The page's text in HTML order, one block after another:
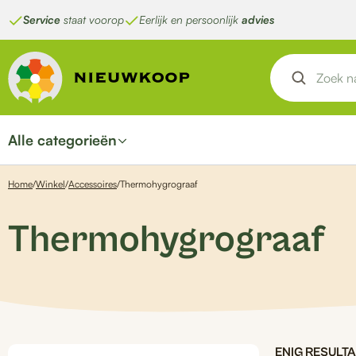
naar
inhoud
Service staat voorop Eerlijk en persoonlijk advies
Alle categorieën
Home/Winkel/Accessoires/Thermohygrograaf
Thermohygrograaf
ENIG